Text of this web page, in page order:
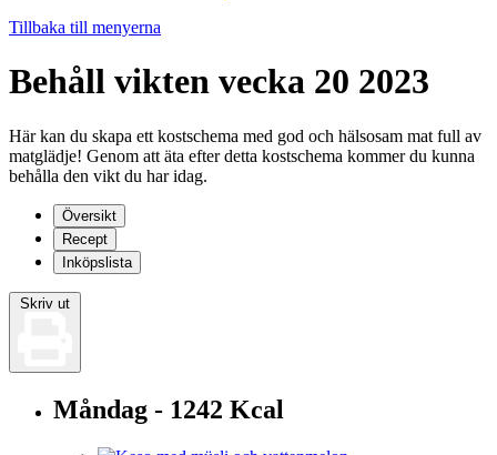
Tillbaka till menyerna
Behåll vikten vecka 20 2023
Här kan du skapa ett kostschema med god och hälsosam mat full av
matglädje! Genom att äta efter detta kostschema kommer du kunna
behålla den vikt du har idag.
Översikt
Recept
Inköpslista
Måndag - 1242 Kcal